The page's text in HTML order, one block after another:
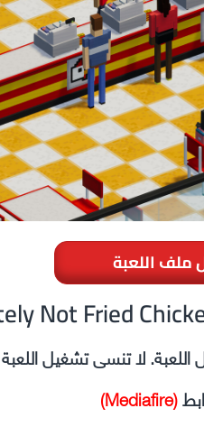
ملف اللعبة
اللعبة. لا تنسى تشغيل
(Mediafire)